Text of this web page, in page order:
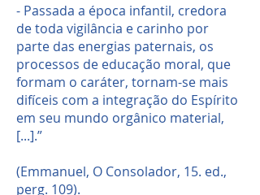
- Passada a época infantil, credora
de toda vigilância e carinho por
parte das energias paternais, os
processos de educação moral, que
formam o caráter, tornam-se mais
difíceis com a integração do Espírito
em seu mundo orgânico material,
[...].”
(Emmanuel, O Consolador, 15. ed.,
perg. 109).